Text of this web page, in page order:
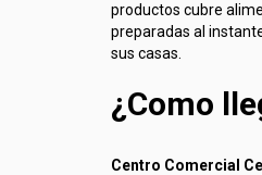
productos cubre
preparadas al
sus casas.
¿Como
Centro Comercial